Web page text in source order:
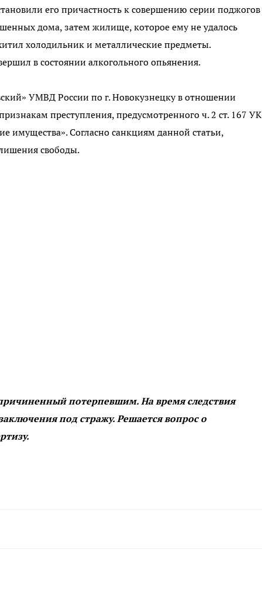
его причастность к совершению серии поджогов
дома, затем жилище, которое ему не удалось
холодильник и металлические предметы.
в состоянии алкогольного опьянения.
УМВД России по г. Новокузнецку в отношении
преступления, предусмотренного ч. 2 ст. 167 УК
Согласно санкциям данной статьи,
свободы.
потерпевшим. На время следствия
под стражу. Решается вопрос о